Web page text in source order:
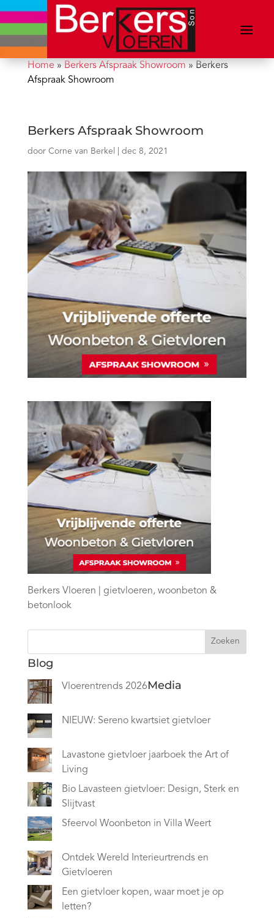
Home» Berkers Afspraak Showroom » Berkers
Afspraak Showroom
Berkers Afspraak Showroom
door Corne van Berkel dec 8, 2021
Berkers Vloeren | gietvloeren, woonbeton &
betonlook
Zoeken
Blog
Vloerentrends 2026
NIEUW: Sereno kwartsiet gietvloer
Lavastone gietvloer jaarboek the Art of
Living
Bio Lavasteen gietvloer: Design, Sterk en
Slijtvast
Sfeervol Woonbeton in Villa Weert
Ontdek Wereld Interieurtrends en
Gietvloeren
Een gietvloer kopen, waar moet je op
letten?
Media